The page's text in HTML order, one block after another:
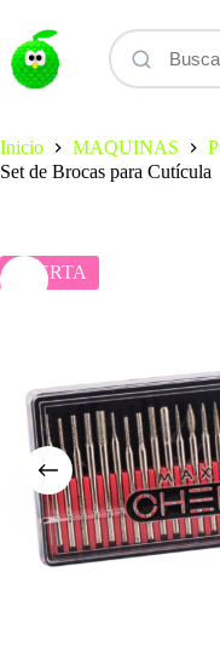
contenido
Inicio
MAQUINAS
Set de Brocas para Cutícula
OFERTA